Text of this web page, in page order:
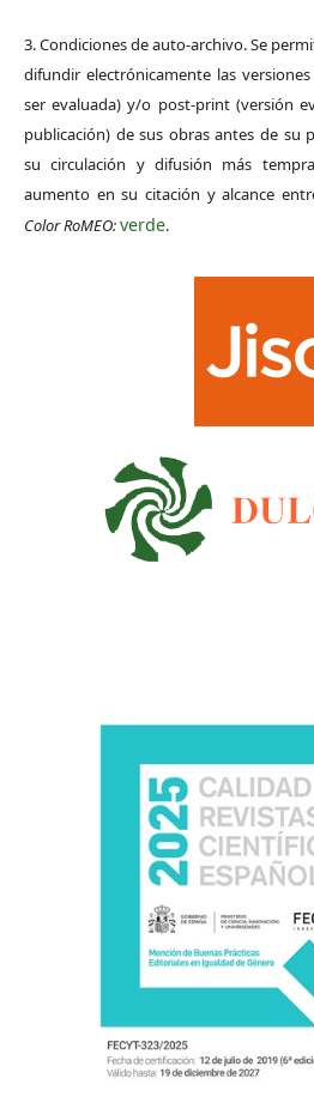
3. Condiciones de auto-archivo. Se
difundir electrónicamente las
ser evaluada) y/o post-print (versión
publicación) de sus obras antes de su
su circulación y difusión más
aumento en su citación y alcance
Color RoMEO:verde.